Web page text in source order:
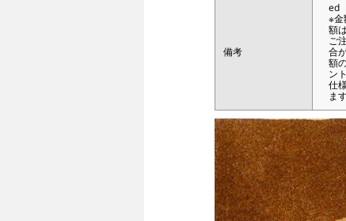
備考
ed
※金
額
ご
合
額
ン
仕
ます